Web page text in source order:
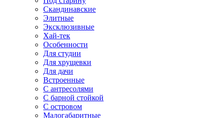
Скандинавские
Элитные
Эксклюзивные
Хай-тек
Особенности
Для студии
Для хрущевки
Для дачи
Встроенные
С антресолями
С барной стойкой
С островом
Малогабаритные